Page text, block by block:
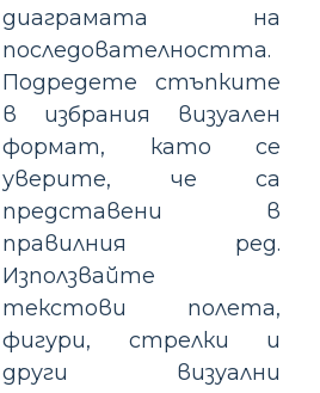
диаграмата на
последователността.
Подредете стъпките
в избрания визуален
формат, като се
уверите, че са
представени в
правилния ред.
Използвайте
текстови полета,
фигури, стрелки и
други визуални